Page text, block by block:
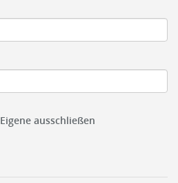
Eigene ausschließen